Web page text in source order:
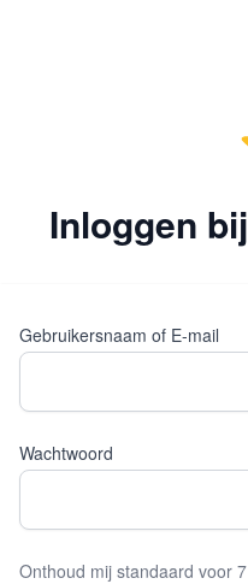
Inloggen
Gebruikersnaam of E-mail
Wachtwoord
Onthoud mij standaard voor